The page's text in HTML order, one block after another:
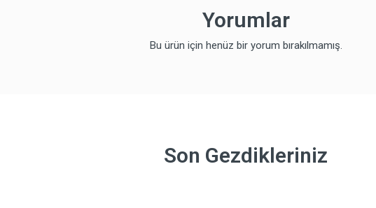
Yorumlar
Bu ürün için henüz bir yorum bırakılmamış.
Son Gezdikleriniz